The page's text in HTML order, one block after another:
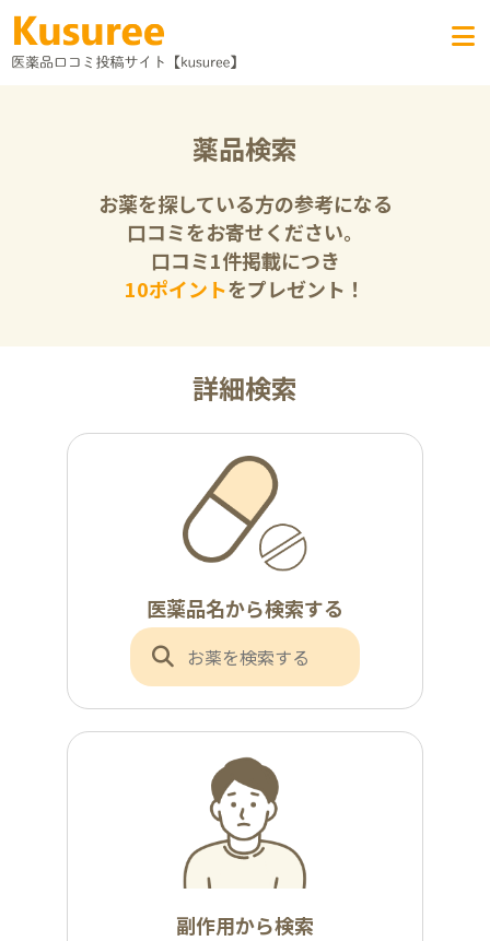
薬品検索
お薬を探している方の参考になる
口コミをお寄せください。
口コミ1件掲載につき
10ポイントをプレゼント！
詳細検索
医薬品名から検索する
副作用から検索